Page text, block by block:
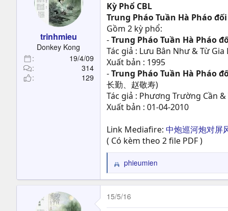
trinhmieu
Donkey Kong
19/4/09
314
129
Kỳ Phổ CBL
Trung Pháo Tuần Hà Pháo
Gồm 2 kỳ phổ:
-Trung Pháo Tuần Hà Pháo
Tác giả : Lưu Bân Như & Từ Gia
Xuất bản : 1995
-Trung Pháo Tuần Hà Pháo
长勤、赵敬寿)
Tác giả : Phương Trường Cần
Xuất bản : 01-04-2010
Link Mediafire: 中炮巡河炮对屏
( Có kèm theo 2 file PDF )
R
e
a
c
t
phieumien
15/5/16